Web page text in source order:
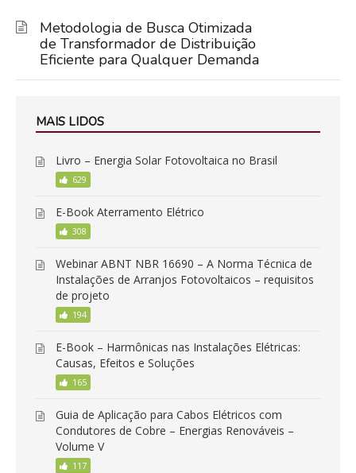
Metodologia de Busca Otimizada
de Transformador de Distribuição
Eficiente para Qualquer Demanda
MAIS LIDOS
Livro – Energia Solar Fotovoltaica no Brasil
629
E-Book Aterramento Elétrico
308
Webinar ABNT NBR 16690 – A Norma Técnica de
Instalações de Arranjos Fotovoltaicos – requisitos
de projeto
194
E-Book – Harmônicas nas Instalações Elétricas:
Causas, Efeitos e Soluções
165
Guia de Aplicação para Cabos Elétricos com
Condutores de Cobre – Energias Renováveis –
Volume V
117